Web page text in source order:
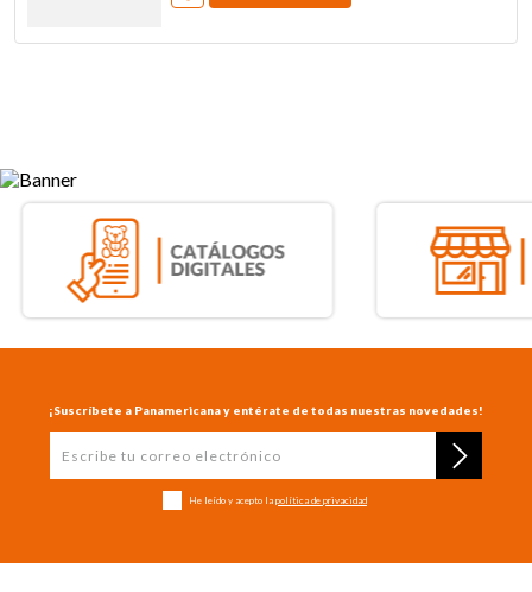
¡Suscríbete a Panamericana y entérate de todas nuestras novedades!
He leído y acepto la política de privacidad